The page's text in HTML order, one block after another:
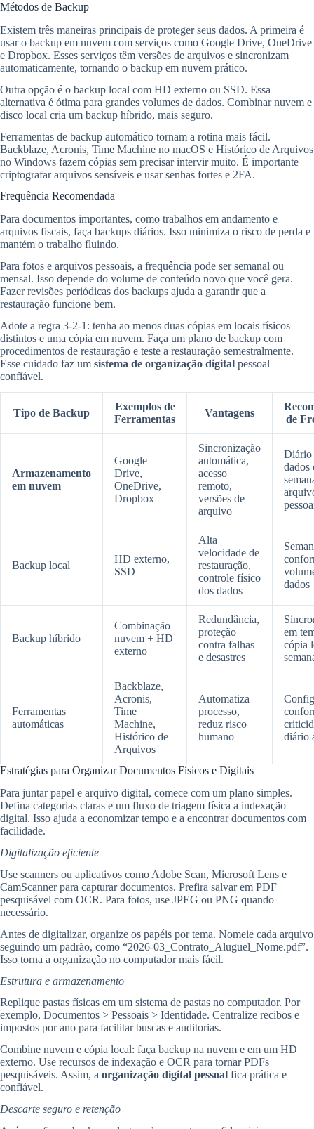
Métodos de Backup
Existem três maneiras principais de proteger seus dados. A primeira é
usar o backup em nuvem com serviços como Google Drive, OneDrive
e Dropbox. Esses serviços têm versões de arquivos e sincronizam
automaticamente, tornando o backup em nuvem prático.
Outra opção é o backup local com HD externo ou SSD. Essa
alternativa é ótima para grandes volumes de dados. Combinar nuvem e
disco local cria um backup híbrido, mais seguro.
Ferramentas de backup automático tornam a rotina mais fácil.
Backblaze, Acronis, Time Machine no macOS e Histórico de Arquivos
no Windows fazem cópias sem precisar intervir muito. É importante
criptografar arquivos sensíveis e usar senhas fortes e 2FA.
Frequência Recomendada
Para documentos importantes, como trabalhos em andamento e
arquivos fiscais, faça backups diários. Isso minimiza o risco de perda e
mantém o trabalho fluindo.
Para fotos e arquivos pessoais, a frequência pode ser semanal ou
mensal. Isso depende do volume de conteúdo novo que você gera.
Fazer revisões periódicas dos backups ajuda a garantir que a
restauração funcione bem.
Adote a regra 3-2-1: tenha ao menos duas cópias em locais físicos
distintos e uma cópia em nuvem. Faça um plano de backup com
procedimentos de restauração e teste a restauração semestralmente.
Esse cuidado faz um sistema de organização digital pessoal
confiável.
Tipo de Backup
Exemplos de
Ferramentas
Vantagens
de
Armazenamento
em nuvem
Google
Drive,
OneDrive,
Dropbox
Sincronização
automática,
acesso
remoto,
versões de
arquivo
Diário
dados
Backup local
HD externo,
SSD
Alta
velocidade de
restauração,
controle físico
dos dados
dados
Backup híbrido
Combinação
nuvem + HD
externo
Redundância,
proteção
contra falhas
e desastres
em
cópia
Ferramentas
automáticas
Backblaze,
Acronis,
Time
Machine,
Histórico de
Arquivos
Automatiza
processo,
reduz risco
humano
diário
Estratégias para Organizar Documentos Físicos e Digitais
Para juntar papel e arquivo digital, comece com um plano simples.
Defina categorias claras e um fluxo de triagem física a indexação
digital. Isso ajuda a economizar tempo e a encontrar documentos com
facilidade.
Digitalização eficiente
Use scanners ou aplicativos como Adobe Scan, Microsoft Lens e
CamScanner para capturar documentos. Prefira salvar em PDF
pesquisável com OCR. Para fotos, use JPEG ou PNG quando
necessário.
Antes de digitalizar, organize os papéis por tema. Nomeie cada arquivo
seguindo um padrão, como “2026-03_Contrato_Aluguel_Nome.pdf”.
Isso torna a organização no computador mais fácil.
Estrutura e armazenamento
Replique pastas físicas em um sistema de pastas no computador. Por
exemplo, Documentos > Pessoais > Identidade. Centralize recibos e
impostos por ano para facilitar buscas e auditorias.
Combine nuvem e cópia local: faça backup na nuvem e em um HD
externo. Use recursos de indexação e OCR para tornar PDFs
pesquisáveis. Assim, a organização digital pessoal fica prática e
confiável.
Descarte seguro e retenção